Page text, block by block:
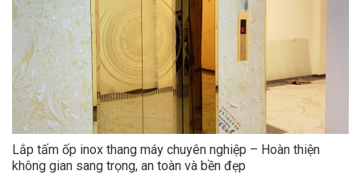
Lắp tấm ốp inox thang máy chuyên nghiệp – Hoàn thiện
không gian sang trọng, an toàn và bền đẹp